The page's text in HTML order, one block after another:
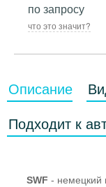
по запросу
что это значит?
Описание
Подходит к
SWF - немецкий